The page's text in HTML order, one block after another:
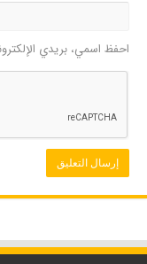
احفظ اسمي، بريدي